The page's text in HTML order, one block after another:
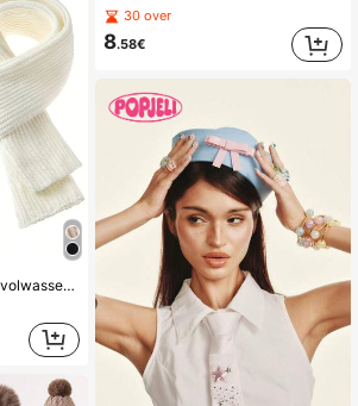
4-delige winterset voor volwassenen - muts, sjaal en handschoenen, 3-in-1 comfortabele, koudebestendige outfit voor woon-werkverkeer, winkelen en buitenactiviteiten, lichtgewicht en elastisch. Warme accessoires, ideaal als Valentijnscadeau.
30 over
8.58€